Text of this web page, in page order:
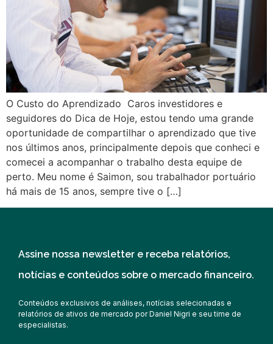
O Custo do Aprendizado Caros investidores e
seguidores do Dica de Hoje, estou tendo uma grande
oportunidade de compartilhar o aprendizado que tive
nos últimos anos, principalmente depois que conheci e
comecei a acompanhar o trabalho desta equipe de
perto. Meu nome é Saimon, sou trabalhador portuário
há mais de 15 anos, sempre tive o […]
Assine nossa newsletter e receba relatórios,
notícias e conteúdos sobre o mercado financeiro.
Conteúdos exclusivos de análises, notícias selecionadas e
relatórios de ativos de mercado por Daniel Nigri e seu time de
especialistas.